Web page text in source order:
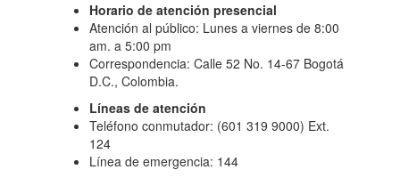
Horario de atención presencial
Atención al público: Lunes a viernes de 8:00
am. a 5:00 pm
Correspondencia: Calle 52 No. 14-67 Bogotá
D.C., Colombia.
Líneas de atención
Teléfono conmutador: (601 319 9000) Ext.
124
Línea de emergencia: 144